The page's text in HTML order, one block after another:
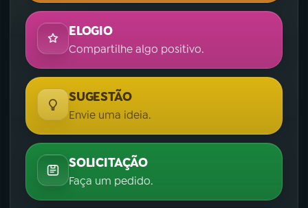
ELOGIO
Compartilhe algo positivo.
SUGESTÃO
Envie uma ideia.
SOLICITAÇÃO
Faça um pedido.